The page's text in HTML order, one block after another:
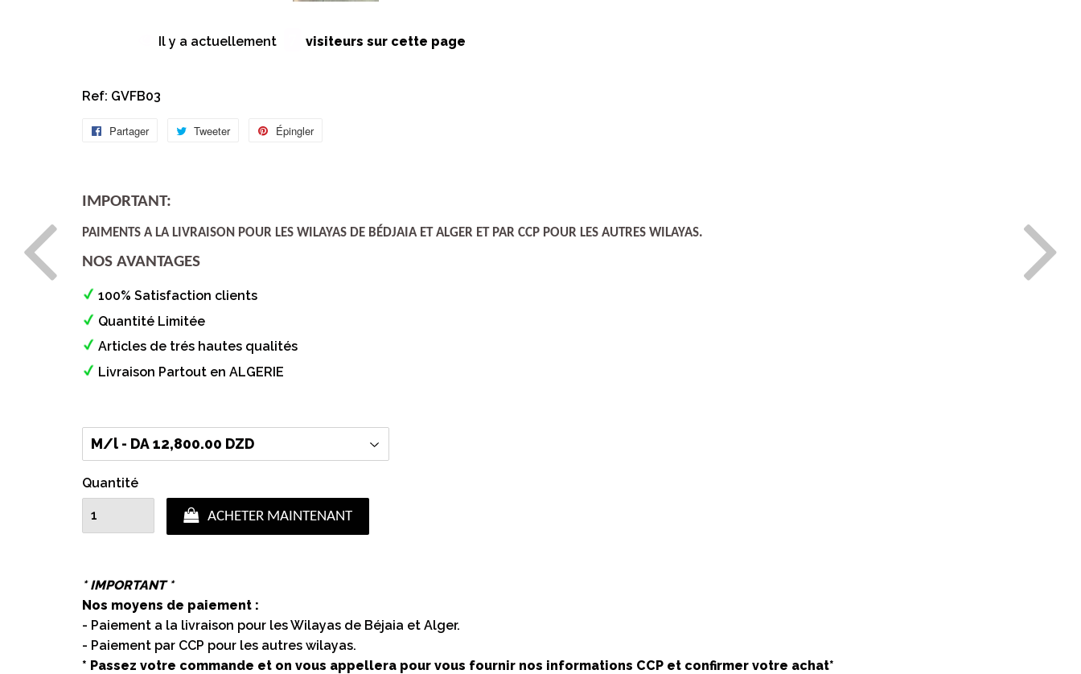
Il y a actuellement visiteurs sur cette page
Ref: GVFB03
Partager
PartagerTweeter
Tweeter Épingler
IMPORTANT:
PAIMENTS A LA LIVRAISON POUR LES WILAYAS DE BÉDJAIA ET ALGER ET PAR CCP POUR LES AUTRES WILAYAS.
NOS AVANTAGES
100% Satisfaction clients
Quantité Limitée
Articles de trés hautes qualités
Livraison Partout en ALGERIE
Quantité
ACHETER MAINTENANT
* IMPORTANT *
Nos moyens de paiement :
- Paiement a la livraison pour les Wilayas de Béjaia et Alger.
- Paiement par CCP pour les autres wilayas.
* Passez votre commande et on vous appellera pour vous fournir nos informations CCP et confirmer votre achat*